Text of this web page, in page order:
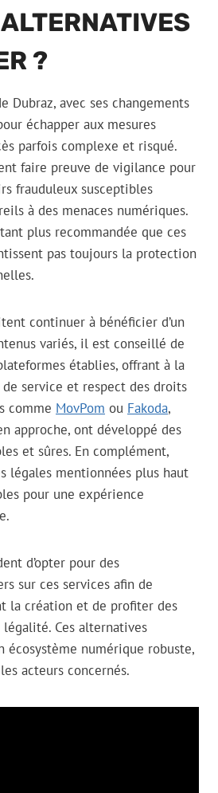
?
Dubraz, avec ses changements
échapper aux mesures
parfois complexe et risqué.
faire preuve de vigilance pour
frauduleux susceptibles
à des menaces numériques.
plus recommandée que ces
pas toujours la protection
continuer à bénéficier d’un
variés, il est conseillé de
établies, offrant à la
service et respect des droits
comme MovPom ou Fakoda,
approche, ont développé des
et sûres. En complément,
légales mentionnées plus haut
pour une expérience
d’opter pour des
sur ces services afin de
la création et de profiter des
Ces alternatives
numérique robuste,
acteurs concernés.